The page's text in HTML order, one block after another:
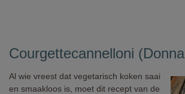
Courgettecannelloni
Al wie vreest dat vegetarisch koken saai
en smaakloos is, moet dit recept van de